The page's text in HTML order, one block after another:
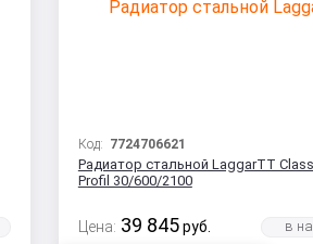
Код: 7724706621
Радиатор стальной LaggarTT
Profil 30/600/2100
Цена: 39 845руб.